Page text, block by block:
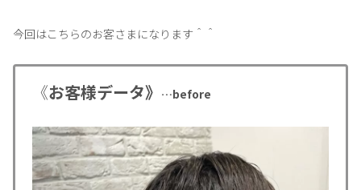
今回はこちらのお客さまになります＾＾
《お客様データ》 …before